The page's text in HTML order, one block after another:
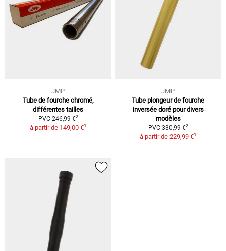
JMP
Tube de fourche chromé,
différentes tailles
PVC 246,99 €2
à partir de 149,00 €1
JMP
Tube plongeur de fourche
inversée doré pour divers
modèles
PVC 330,99 €2
à partir de 229,99 €1